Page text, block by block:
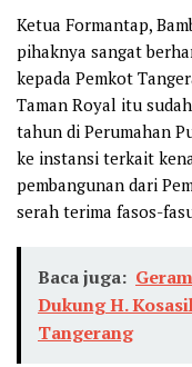
Ketua Formantap,
pihaknya sangat
kepada Pemkot
Taman Royal itu
tahun di Perumahan
ke instansi terkait
pembangunan dari
serah terima fasos-
Baca juga:
Dukung H.
Tangerang